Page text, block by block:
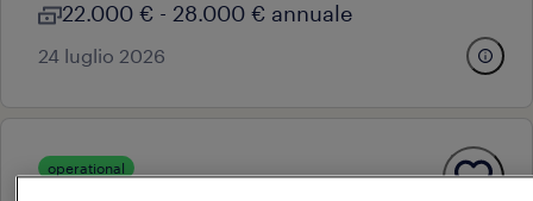
22.000 € - 28.000 € annuale
24 luglio 2026
operational